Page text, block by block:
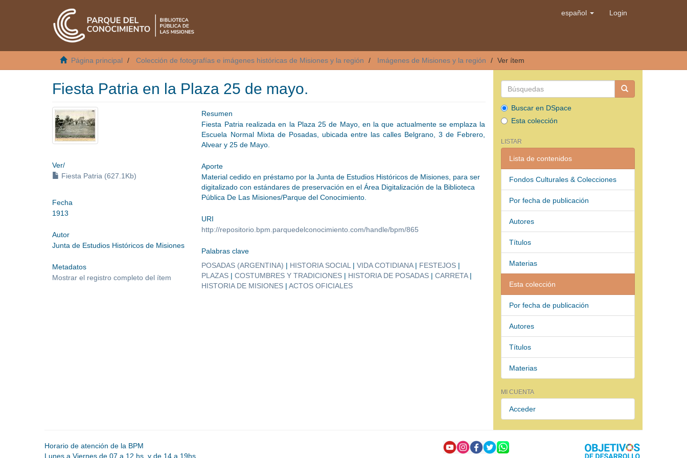
español Login
Página principal Colección de fotografías e imágenes históricas de Misiones y la región Imágenes de Misiones y la región Ver ítem
Fiesta Patria en la Plaza 25 de mayo.
Ver/
Fiesta Patria (627.1Kb)
Fecha
1913
Autor
Junta de Estudios Históricos de Misiones
Metadatos
Mostrar el registro completo del ítem
Resumen
Fiesta Patria realizada en la Plaza 25 de Mayo, en la que actualmente se emplaza la
Escuela Normal Mixta de Posadas, ubicada entre las calles Belgrano, 3 de Febrero,
Alvear y 25 de Mayo.
Aporte
Material cedido en préstamo por la Junta de Estudios Históricos de Misiones, para ser
digitalizado con estándares de preservación en el Área Digitalización de la Biblioteca
Pública De Las Misiones/Parque del Conocimiento.
URI
http://repositorio.bpm.parquedelconocimiento.com/handle/bpm/865
Palabras clave
POSADAS (ARGENTINA) | HISTORIA SOCIAL |VIDA COTIDIANA| FESTEJOS |
PLAZAS |COSTUMBRES Y TRADICIONES | HISTORIA DE POSADAS |CARRETA|
HISTORIA DE MISIONES |ACTOS OFICIALES
Buscar en DSpace
Esta colección
LISTAR
Lista de contenidos
Fondos Culturales & Colecciones
Por fecha de publicación
Autores
Títulos
Materias
Esta colección
Por fecha de publicación
Autores
Títulos
Materias
MI CUENTA
Acceder
Horario de atención de la BPM
Lunes a Viernes de 07 a 12 hs. y de 14 a 19hs.